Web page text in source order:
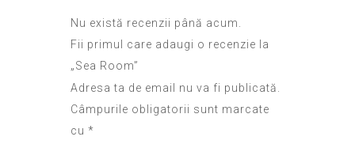
Nu există recenzii până acum.
Fii primul care adaugi o recenzie la
„Sea Room”
Adresa ta de email nu va fi publicată.
Câmpurile obligatorii sunt marcate
cu *